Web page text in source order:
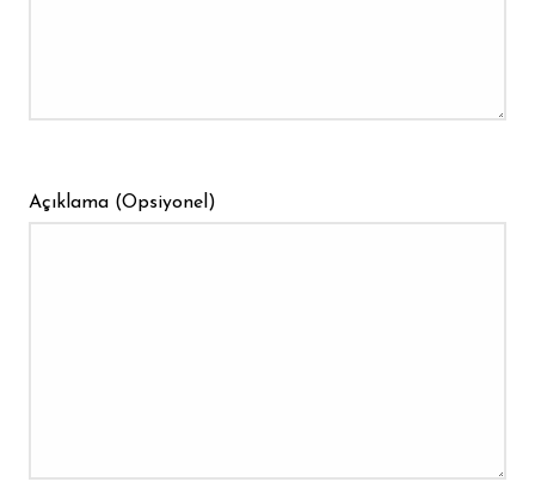
Açıklama (Opsiyonel)